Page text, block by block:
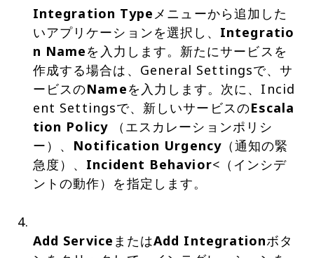
Integration Type メニューから追加した
いアプリケーションを選択し、 Integratio
n Nameを入力します。新たにサービスを
作成する場合は、General Settingsで、サ
ービスのNameを入力します。次に、Incid
ent Settingsで、新しいサービスのEscala
tion Policy（エスカレーションポリシ
ー）、 Notification Urgency（通知の緊
急度）、 Incident Behavior<（インシデ
ントの動作）を指定します。
Add Service またはAdd Integrationボタ